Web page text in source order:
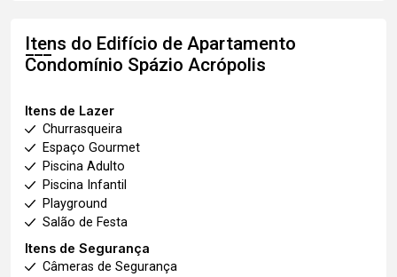
Itens do Edifício de Apartamento
Condomínio Spázio Acrópolis
Itens de Lazer
Churrasqueira
Espaço Gourmet
Piscina Adulto
Piscina Infantil
Playground
Salão de Festa
Itens de Segurança
Câmeras de Segurança